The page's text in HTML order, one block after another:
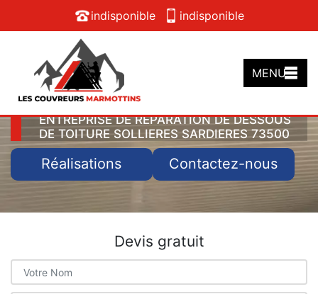
indisponible indisponible
MENU
ENTREPRISE DE RÉPARATION DE DESSOUS
DE TOITURE SOLLIERES SARDIERES 73500
Réalisations Contactez-nous
Devis gratuit